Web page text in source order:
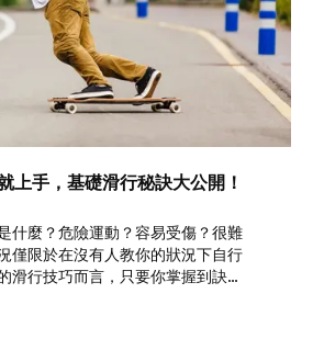
上手，基礎滑行秘訣大公開！
什麼？危險運動？容易受傷？很難
僅限於在沒有人教你的狀況下自行
滑行技巧而言，只要你掌握到訣